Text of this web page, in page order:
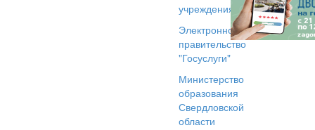
учреждениях
Электронное
правительство
"Госуслуги"
Министерство
образования
Свердловской
области